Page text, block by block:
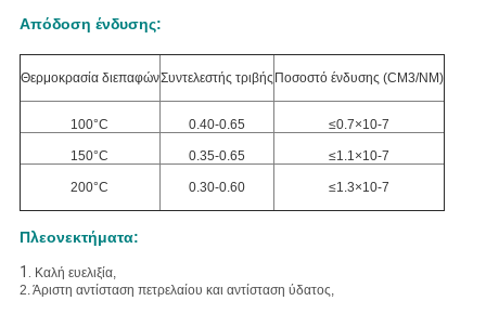
Απόδοση ένδυσης:
Θερμοκρασία διεπαφώνΣυντελεστής τριβής Ποσοστό ένδυσης (CM3/NM)
100°C 0.40-0.65 ≤0.7×10-7
150°C 0.35-0.65 ≤1.1×10-7
200°C 0.30-0.60 ≤1.3×10-7
Πλεονεκτήματα:
1. Καλή ευελιξία,
2. Άριστη αντίσταση πετρελαίου και αντίσταση ύδατος,